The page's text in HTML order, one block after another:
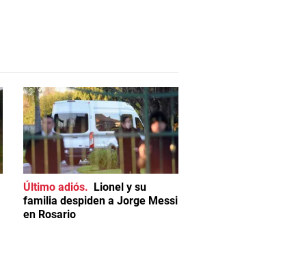
Último adiós
Lionel y su
familia despiden a Jorge Messi
en Rosario